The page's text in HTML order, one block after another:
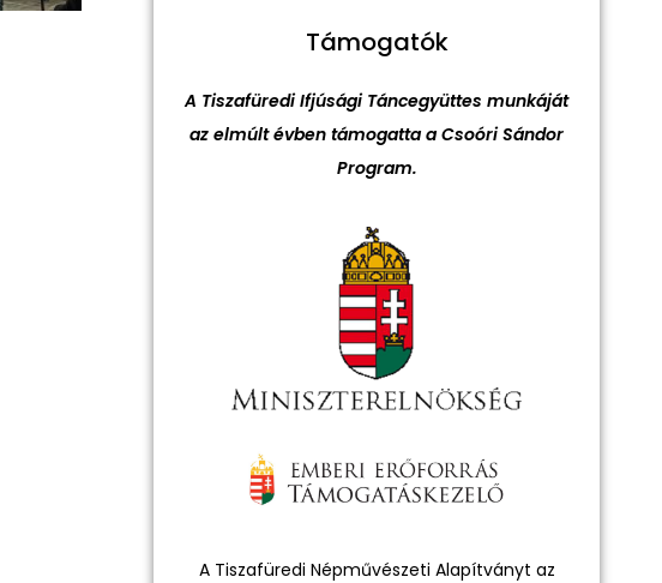
Támogatók
A Tiszafüredi Ifjúsági Táncegyüttes munkáját
az elmúlt évben támogatta a Csoóri Sándor
Program.
A Tiszafüredi Népművészeti Alapítványt az